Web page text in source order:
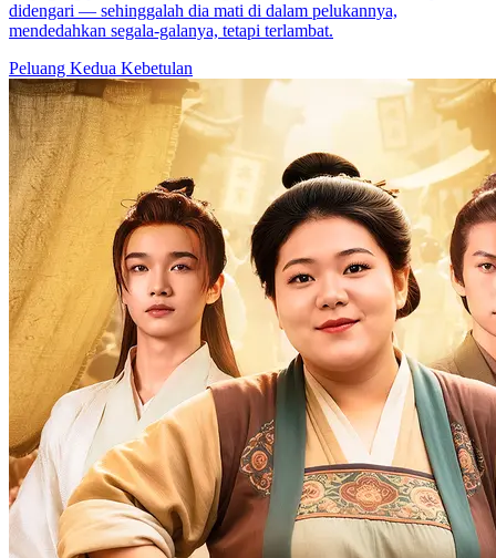
didengari — sehinggalah dia mati di dalam pelukannya,
mendedahkan segala-galanya, tetapi terlambat.
Peluang Kedua Kebetulan